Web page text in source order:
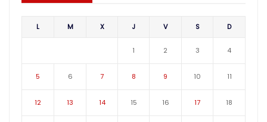
L M X J V S D
1 2 3 4
5 6 7 8 9 10 11
12 13 14 15 16 17 18